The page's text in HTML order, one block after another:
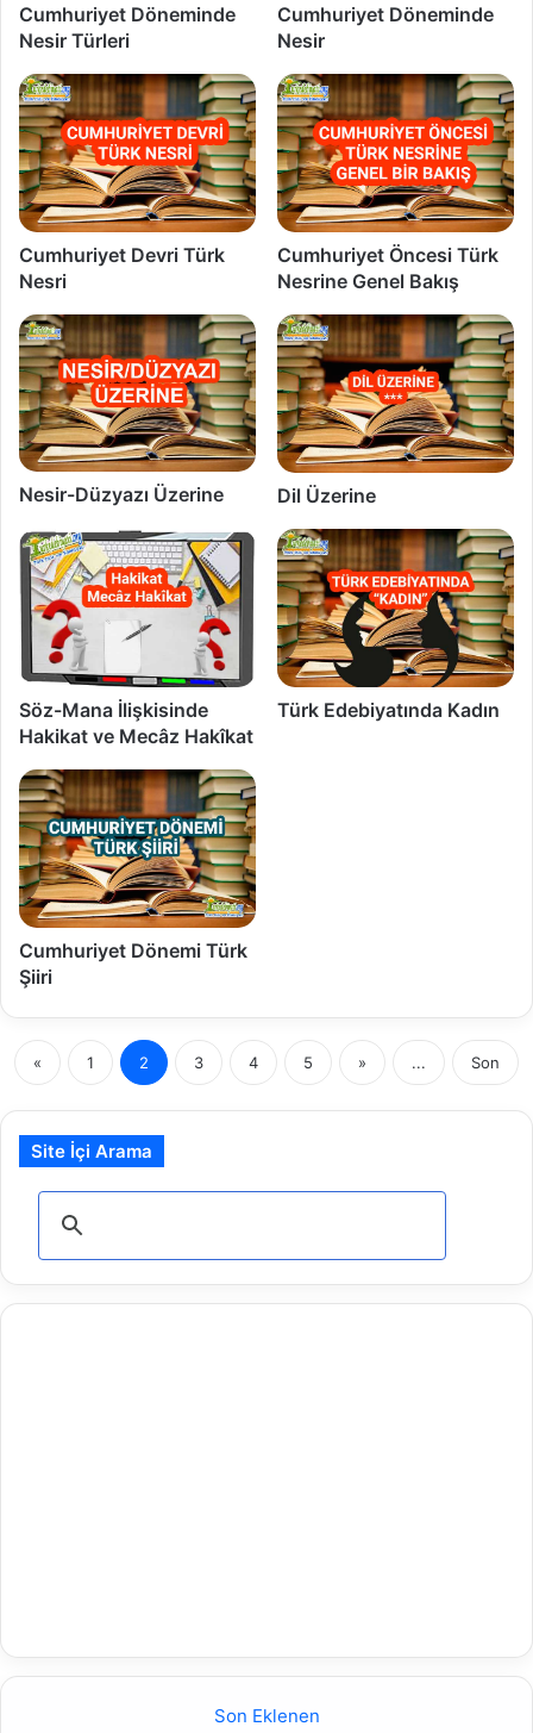
Cumhuriyet Döneminde
Nesir Türleri
Cumhuriyet Döneminde
Nesir
Cumhuriyet Devri Türk
Nesri
Cumhuriyet Öncesi Türk
Nesrine Genel Bakış
Nesir-Düzyazı Üzerine Dil Üzerine
Söz-Mana İlişkisinde
Hakikat ve Mecâz Hakîkat
Türk Edebiyatında Kadın
Cumhuriyet Dönemi Türk
Şiiri
« 1 2 3 4 5 » ... Son
Site İçi Arama
Son Eklenen